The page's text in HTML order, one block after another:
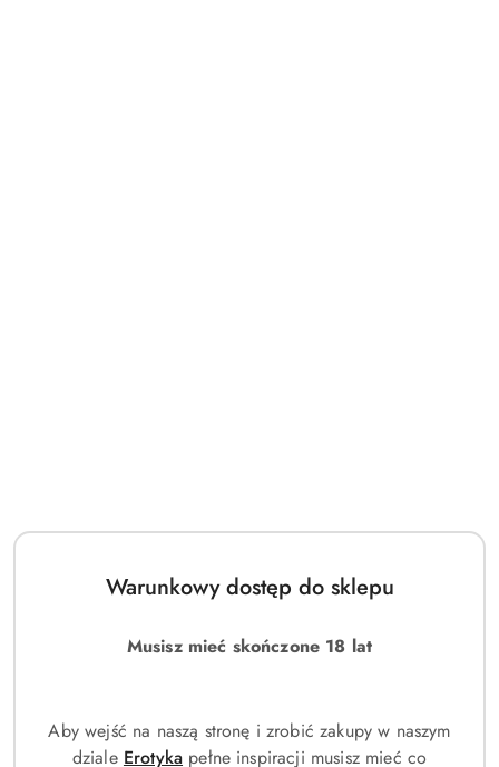
Warunkowy dostęp do sklepu
Musisz mieć skończone 18 lat
Aby wejść na naszą stronę i zrobić zakupy w naszym
dziale Erotyka pełne inspiracji musisz mieć co